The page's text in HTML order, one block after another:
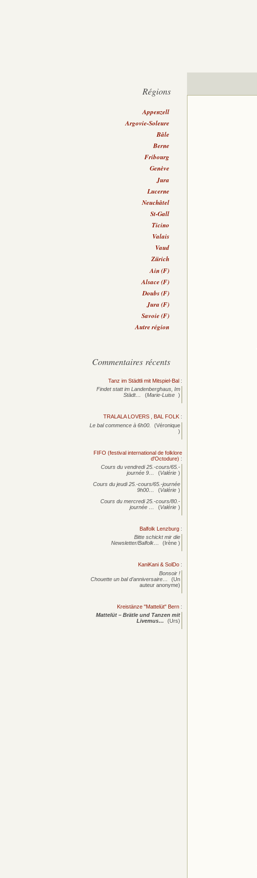
Régions
Appenzell
Argovie-Soleure
Bâle
Berne
Fribourg
Genève
Jura
Lucerne
Neuchâtel
St-Gall
Ticino
Valais
Vaud
Zürich
Ain (F)
Alsace (F)
Doubs (F)
Jura (F)
Savoie (F)
Autre région
Commentaires récents
Tanz im Städtli mit Mitspiel-Bal :
Findet statt im Landenberghaus, Im
Städt…
(Marie-Luise )
TRALALA LOVERS , BAL FOLK :
Le bal commence à 6h00.
(Véronique
)
FIFO (festival international de folklore
d'Octodure) :
Cours du vendredi 25.-cours/65.-
journée 9… (Valérie )
Cours du jeudi 25.-cours/65.-journée
9h00…
(Valérie )
Cours du mercredi 25.-cours/80.-
journée … (Valérie )
Balfolk Lenzburg :
Bitte schickt mir die
Newsletter/Balfolk…
(Irène )
KaniKani & SolDo :
Bonsoir !
Chouette un bal d’anniversaire…
(Un
auteur anonyme)
Kreistänze "Mattelüt" Bern :
Mattelüt – Brätle und Tanzen mit
Livemus…
(Urs)